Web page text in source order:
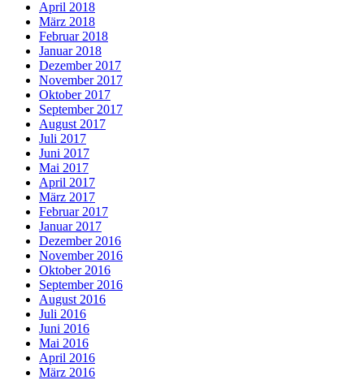
April 2018
März 2018
Februar 2018
Januar 2018
Dezember 2017
November 2017
Oktober 2017
September 2017
August 2017
Juli 2017
Juni 2017
Mai 2017
April 2017
März 2017
Februar 2017
Januar 2017
Dezember 2016
November 2016
Oktober 2016
September 2016
August 2016
Juli 2016
Juni 2016
Mai 2016
April 2016
März 2016